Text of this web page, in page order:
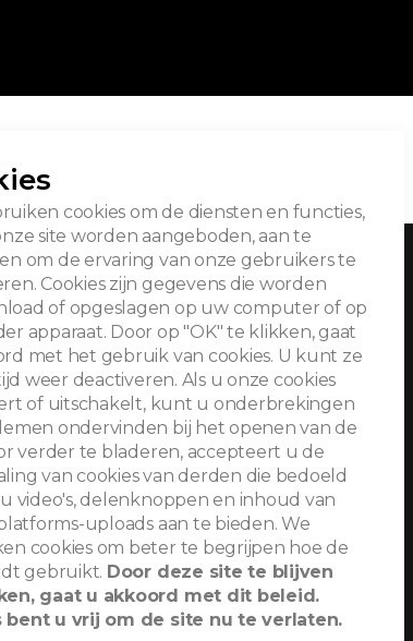
cookies om de diensten en functies,
site worden aangeboden, aan te
om de ervaring van onze gebruikers te
Cookies zijn gegevens die worden
of opgeslagen op uw computer of op
apparaat. Door op "OK" te klikken, gaat
met het gebruik van cookies. U kunt ze
weer deactiveren. Als u onze cookies
of uitschakelt, kunt u onderbrekingen
ondervinden bij het openen van de
verder te bladeren, accepteert u de
van cookies van derden die bedoeld
video's, delenknoppen en inhoud van
uploads aan te bieden. We
cookies om beter te begrijpen hoe de
gebruikt. Door deze site te blijven
gaat u akkoord met dit beleid.
bent u vrij om de site nu te verlaten.